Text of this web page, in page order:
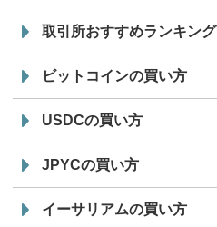
取引所おすすめランキング
ビットコインの買い方
USDCの買い方
JPYCの買い方
イーサリアムの買い方